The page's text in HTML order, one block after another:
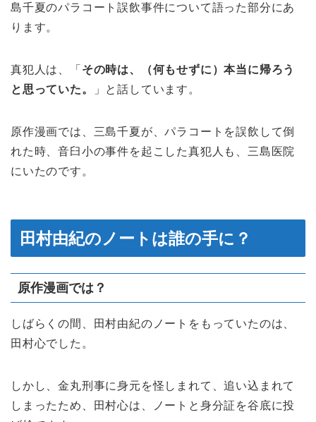
島千夏のパラコート誤飲事件について語った部分にあ
ります。
真犯人は、「 その時は、（何もせずに）本当に帰ろう
と思っていた。
」と話しています。
原作漫画では、三島千夏が、パラコートを誤飲して倒
れた時、音臼小の事件を起こした真犯人も、三島医院
にいたのです。
田村由紀のノートは誰の手に？
原作漫画では？
しばらくの間、田村由紀のノートをもっていたのは、
田村心でした。
しかし、金丸刑事に身元を怪しまれて、追い込まれて
しまったため、田村心は、ノートと身分証を谷底に投